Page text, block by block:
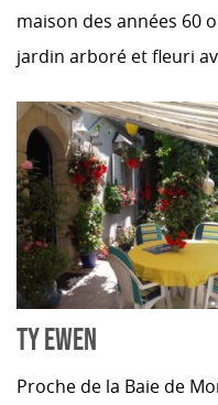
maison des années 60
jardin arboré et fleuri
TY EWEN
Proche de la Baie de